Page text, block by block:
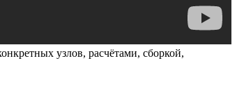
узлов, расчётами, сборкой,